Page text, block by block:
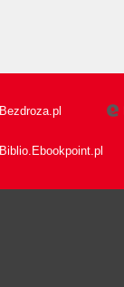
Bezdroza.pl
Biblio.Ebookpoint.pl